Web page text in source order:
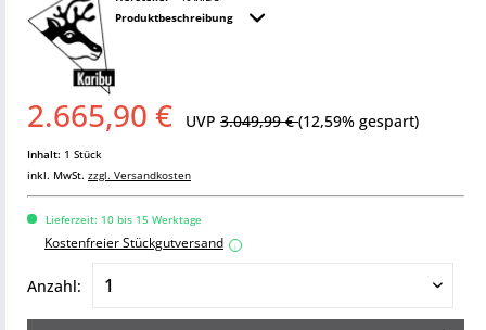
Produktbeschreibung
2.665,90 € UVP 3.049,99 €(12,59% gespart)
Inhalt: 1 Stück
inkl. MwSt. zzgl. Versandkosten
Lieferzeit: 10 bis 15 Werktage
Kostenfreier Stückgutversand i
Anzahl: